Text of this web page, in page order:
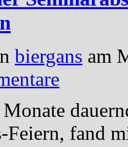
biergans am
Feiern, fand